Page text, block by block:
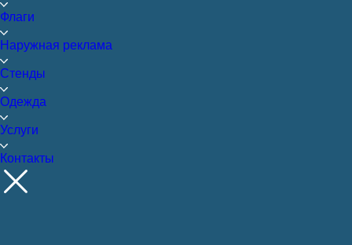
Флаги
Наружная реклама
Стенды
Одежда
Услуги
Контакты